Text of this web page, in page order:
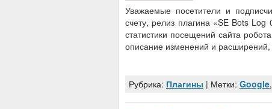
Уважаемые посетители и
счету, релиз плагина «SE Bots
статистики посещений сайта
описание изменений и
Рубрика: Плагины | Метки: Google